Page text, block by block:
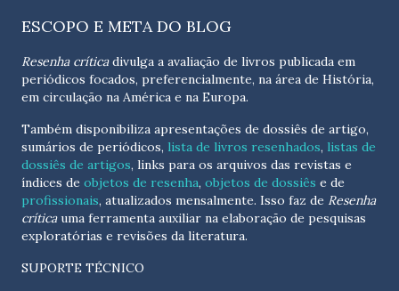
ESCOPO E META DO BLOG
Resenha críticadivulga a avaliação de livros publicada em
periódicos focados, preferencialmente, na área de História,
em circulação na América e na Europa.
Também disponibiliza apresentações de dossiês de artigo,
sumários de periódicos, lista de livros resenhados, listas de
dossiês de artigos, links para os arquivos das revistas e
índices de objetos de resenha, objetos de dossiês e de
profissionais, atualizados mensalmente. Isso faz de Resenha
críticauma ferramenta auxiliar na elaboração de pesquisas
exploratórias e revisões da literatura.
SUPORTE TÉCNICO